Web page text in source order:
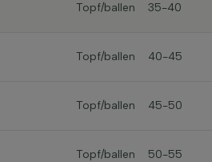
Topf/ballen 35-40
Topf/ballen 40-45
Topf/ballen 45-50
Topf/ballen 50-55